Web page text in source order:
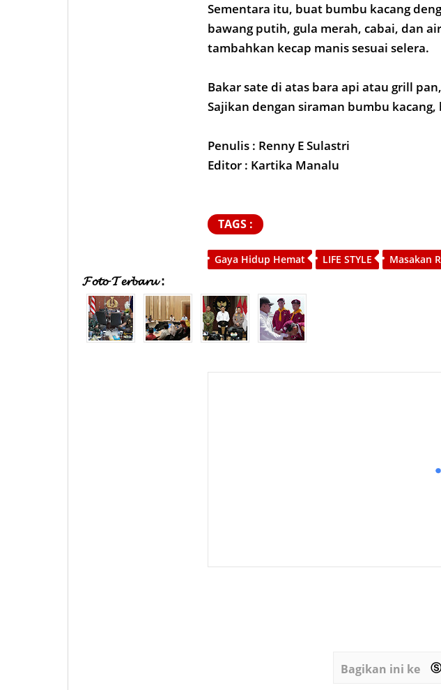
Sementara itu, buat bumbu kacang
bawang putih, gula merah, cabai, dan
tambahkan kecap manis sesuai selera.
Bakar sate di atas bara api atau grill
Sajikan dengan siraman bumbu
Penulis : Renny E Sulastri
Editor : Kartika Manalu
TAGS :
Gaya Hidup Hemat LIFE STYLE Masakan
𝓕𝓸𝓽𝓸 𝓣𝓮𝓻𝓫𝓪𝓻𝓾 :
Bagikan ini ke